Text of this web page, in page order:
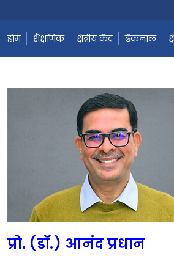
होम शैक्षणिक क्षेत्रीय केंद्र ढेंकनाल
प्रो. (डॉ.) आनंद प्रधान